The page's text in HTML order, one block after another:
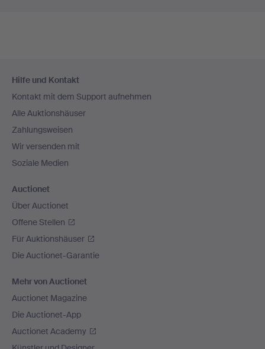
Navigation
Hilfe und Kontakt
Kontakt mit dem Support aufnehmen
Alle Auktionshäuser
Zahlungsweisen
Wir versenden mit
Soziale Medien
Auctionet
Über Auctionet
Offene Stellen
Für Auktionshäuser
Die Auctionet-Garantie
Mehr von Auctionet
Auctionet Magazine
Die Auctionet-App
Auctionet Academy